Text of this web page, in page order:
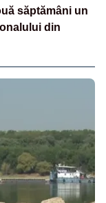
săptămâni un
din